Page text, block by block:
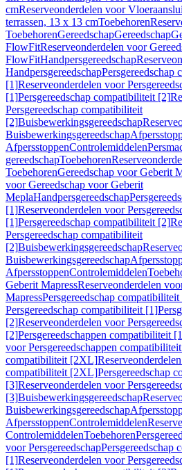
cmReserveonderdelen voor
terrassen, 13 x 13 cmToebehoren
ToebehorenGereedschapGereedschap
FlowFitReserveonderdelen voor
FlowFitHandpersgereedschap
HandpersgereedschapPersgereedschap
[1]Reserveonderdelen voor
[1]Persgereedschap compatibiliteit [2]
Persgereedschap compatibiliteit
[2]Buisbewerkingsgereedschap
Buisbewerkingsgereedschap
AfpersstoppenControlemiddelen
gereedschapToebehoren
ToebehorenGereedschap voor Geberit
voor Gereedschap voor Geberit
MeplaHandpersgereedschap
[1]Reserveonderdelen voor
[1]Persgereedschap compatibiliteit [2]
Persgereedschap compatibiliteit
[2]Buisbewerkingsgereedschap
Buisbewerkingsgereedschap
AfpersstoppenControlemiddelen
Geberit MapressReserveonderdelen
MapressPersgereedschap
Persgereedschap compatibiliteit [1]
[2]Reserveonderdelen voor
[2]Persgereedschappen compatibiliteit
voor Persgereedschappen
compatibiliteit [2XL]
compatibiliteit [2XL]Persgereedschap
[3]Reserveonderdelen voor
[3]Buisbewerkingsgereedschap
Buisbewerkingsgereedschap
AfpersstoppenControlemiddelen
ControlemiddelenToebehoren
voor PersgereedschapPersgereedschap
[1]Reserveonderdelen voor